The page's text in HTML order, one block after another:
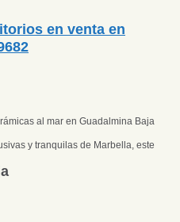
en venta en
al mar en Guadalmina Baja
y tranquilas de Marbella, este